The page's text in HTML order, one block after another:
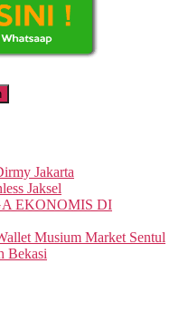
Jakarta
Jaksel
EKONOMIS DI
Musium Market Sentul
Bekasi